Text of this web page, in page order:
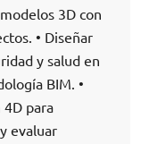
3D con
• Diseñar
y salud en
BIM. •
para
evaluar